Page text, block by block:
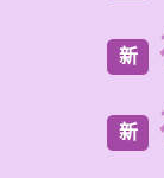
新
新